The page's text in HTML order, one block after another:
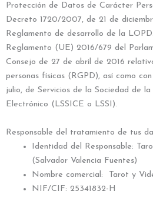
Protección de Datos de Carácter
Decreto 1720/2007, de 21 de
Reglamento de desarrollo de la
Reglamento (UE) 2016/679 del
Consejo de 27 de abril de 2016
personas físicas (RGPD), así como
julio, de Servicios de la Sociedad de
Electrónico (LSSICE o LSSI).
Responsable del tratamiento de tus
Identidad del Responsable:
(Salvador Valencia Fuentes)
Nombre comercial: Tarot y
NIF/CIF: 25341832-H